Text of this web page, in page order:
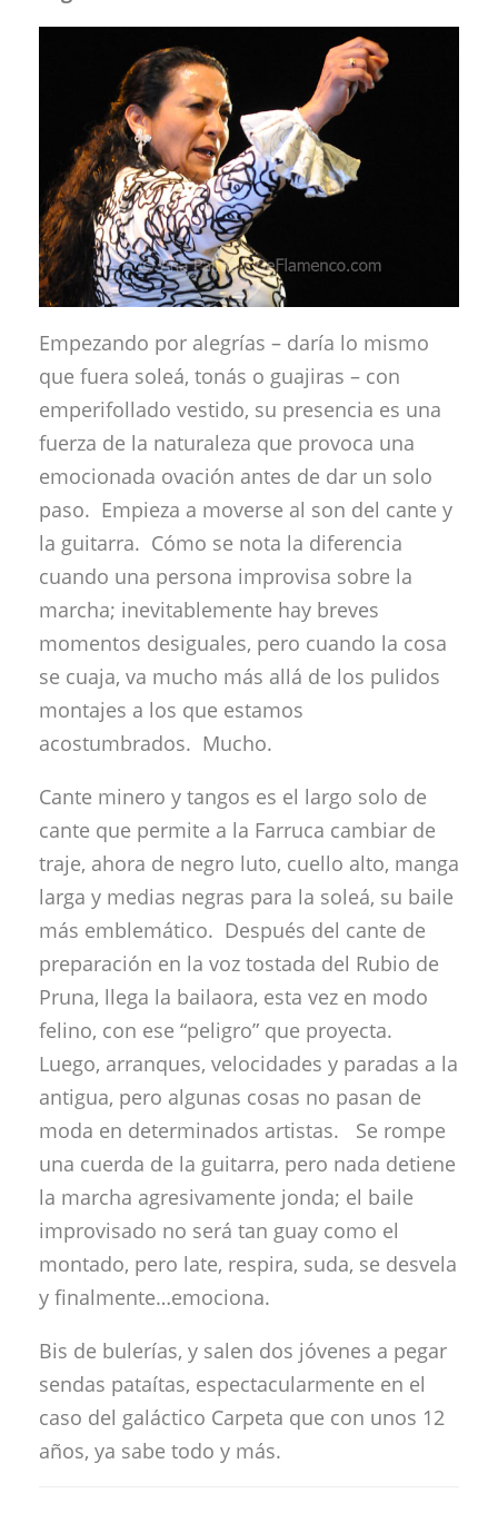
Empezando por alegrías – daría lo mismo
que fuera soleá, tonás o guajiras – con
emperifollado vestido, su presencia es una
fuerza de la naturaleza que provoca una
emocionada ovación antes de dar un solo
paso. Empieza a moverse al son del cante y
la guitarra. Cómo se nota la diferencia
cuando una persona improvisa sobre la
marcha; inevitablemente hay breves
momentos desiguales, pero cuando la cosa
se cuaja, va mucho más allá de los pulidos
montajes a los que estamos
acostumbrados. Mucho.
Cante minero y tangos es el largo solo de
cante que permite a la Farruca cambiar de
traje, ahora de negro luto, cuello alto, manga
larga y medias negras para la soleá, su baile
más emblemático. Después del cante de
preparación en la voz tostada del Rubio de
Pruna, llega la bailaora, esta vez en modo
felino, con ese “peligro” que proyecta.
Luego, arranques, velocidades y paradas a la
antigua, pero algunas cosas no pasan de
moda en determinados artistas. Se rompe
una cuerda de la guitarra, pero nada detiene
la marcha agresivamente jonda; el baile
improvisado no será tan guay como el
montado, pero late, respira, suda, se desvela
y finalmente…emociona.
Bis de bulerías, y salen dos jóvenes a pegar
sendas pataítas, espectacularmente en el
caso del galáctico Carpeta que con unos 12
años, ya sabe todo y más.